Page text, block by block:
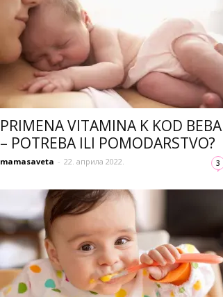
PRIMENA VITAMINA K KOD BEBA
– POTREBA ILI POMODARSTVO?
mamasaveta - 22. априла 2022. 3